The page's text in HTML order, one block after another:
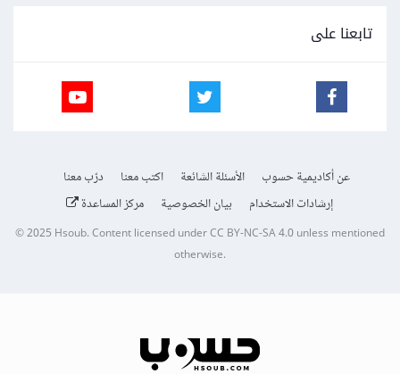
تابعنا على
عن أكاديمية حسوب الأسئلة الشائعة اكتب معنا
درّب معنا
إرشادات الاستخدام
بيان الخصوصية مركز المساعدة
© 2025Hsoub.Content licensed underCC BY-NC-SA 4.0unless mentioned
otherwise.